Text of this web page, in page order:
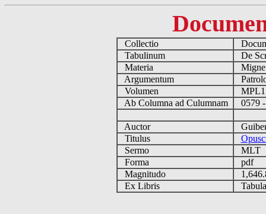
Collectio
Tabulinum
De
Materia
Argumentum
Volumen
Ab Columna ad Culumnam
0579
Auctor
Titulus
Sermo
MLT
Forma
pdf
Magnitudo
Ex Libris